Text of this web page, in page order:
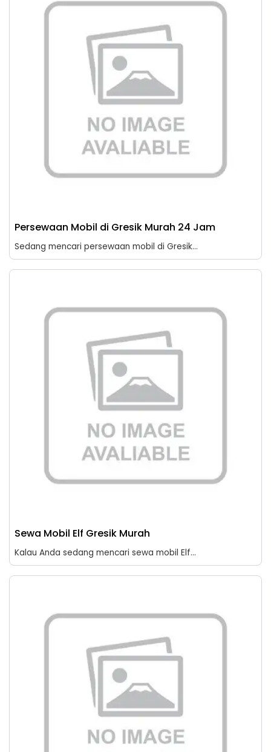
Persewaan Mobil di Gresik Murah 24 Jam
Sedang mencari persewaan mobil di Gresik...
Sewa Mobil Elf Gresik Murah
Kalau Anda sedang mencari sewa mobil Elf...